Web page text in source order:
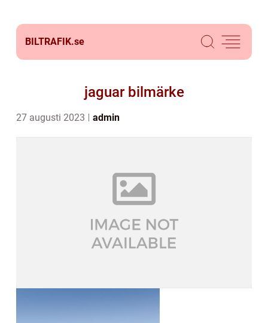
BILTRAFIK.se
jaguar bilmärke
27 augusti 2023 admin